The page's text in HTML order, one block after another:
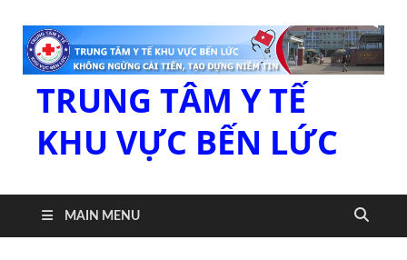
TRUNG TÂM Y TẾ
KHU VỰC BẾN LỨC
MAIN MENU